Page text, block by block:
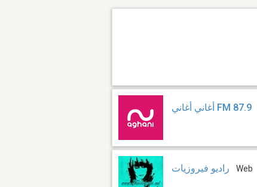
أغاني أغاني FM 87.9
راديو فيروزيات Web